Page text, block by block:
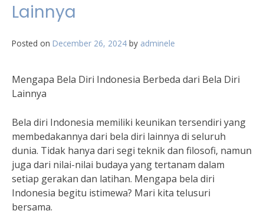
Lainnya
Posted on December 26, 2024 by adminele
Mengapa Bela Diri Indonesia Berbeda dari Bela Diri
Lainnya
Bela diri Indonesia memiliki keunikan tersendiri yang
membedakannya dari bela diri lainnya di seluruh
dunia. Tidak hanya dari segi teknik dan filosofi, namun
juga dari nilai-nilai budaya yang tertanam dalam
setiap gerakan dan latihan. Mengapa bela diri
Indonesia begitu istimewa? Mari kita telusuri
bersama.